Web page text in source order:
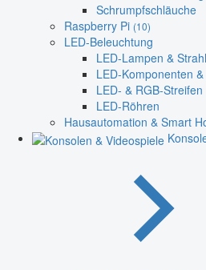
Schrumpfschläuche
Raspberry Pi (10)
LED-Beleuchtung
LED-Lampen &
LED-Komponenten
LED- & RGB-Streifen
LED-Röhren
Hausautomation & Smart